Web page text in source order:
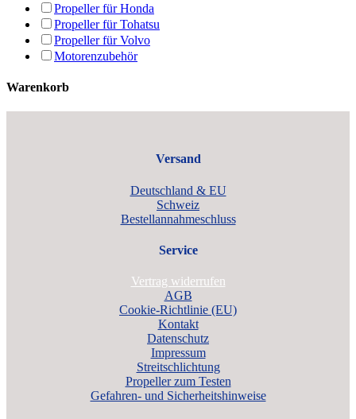
Propeller für Honda
Propeller für Tohatsu
Propeller für Volvo
Motorenzubehör
Warenkorb
Versand
Deutschland & EU
Schweiz
Bestellannahmeschluss
Service
Vertrag widerrufen
AGB
Cookie-Richtlinie (EU)
Kontakt
Datenschutz
Impressum
Streitschlichtung
Propeller zum Testen
Gefahren- und Sicherheitshinweise